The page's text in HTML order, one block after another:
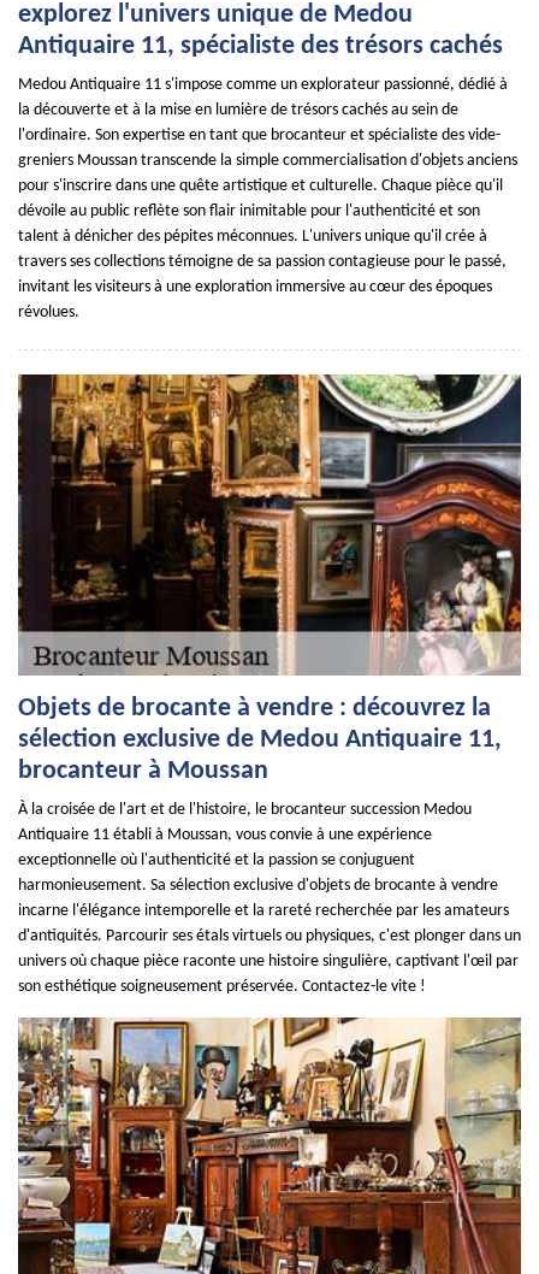
explorez l'univers unique de Medou
Antiquaire 11, spécialiste des trésors cachés
Medou Antiquaire 11 s'impose comme un explorateur passionné, dédié à
la découverte et à la mise en lumière de trésors cachés au sein de
l'ordinaire. Son expertise en tant que brocanteur et spécialiste des vide-
greniers Moussan transcende la simple commercialisation d'objets anciens
pour s'inscrire dans une quête artistique et culturelle. Chaque pièce qu'il
dévoile au public reflète son flair inimitable pour l'authenticité et son
talent à dénicher des pépites méconnues. L'univers unique qu'il crée à
travers ses collections témoigne de sa passion contagieuse pour le passé,
invitant les visiteurs à une exploration immersive au cœur des époques
révolues.
Objets de brocante à vendre : découvrez la
sélection exclusive de Medou Antiquaire 11,
brocanteur à Moussan
À la croisée de l'art et de l'histoire, le brocanteur succession Medou
Antiquaire 11 établi à Moussan, vous convie à une expérience
exceptionnelle où l'authenticité et la passion se conjuguent
harmonieusement. Sa sélection exclusive d'objets de brocante à vendre
incarne l'élégance intemporelle et la rareté recherchée par les amateurs
d'antiquités. Parcourir ses étals virtuels ou physiques, c'est plonger dans un
univers où chaque pièce raconte une histoire singulière, captivant l'œil par
son esthétique soigneusement préservée. Contactez-le vite !